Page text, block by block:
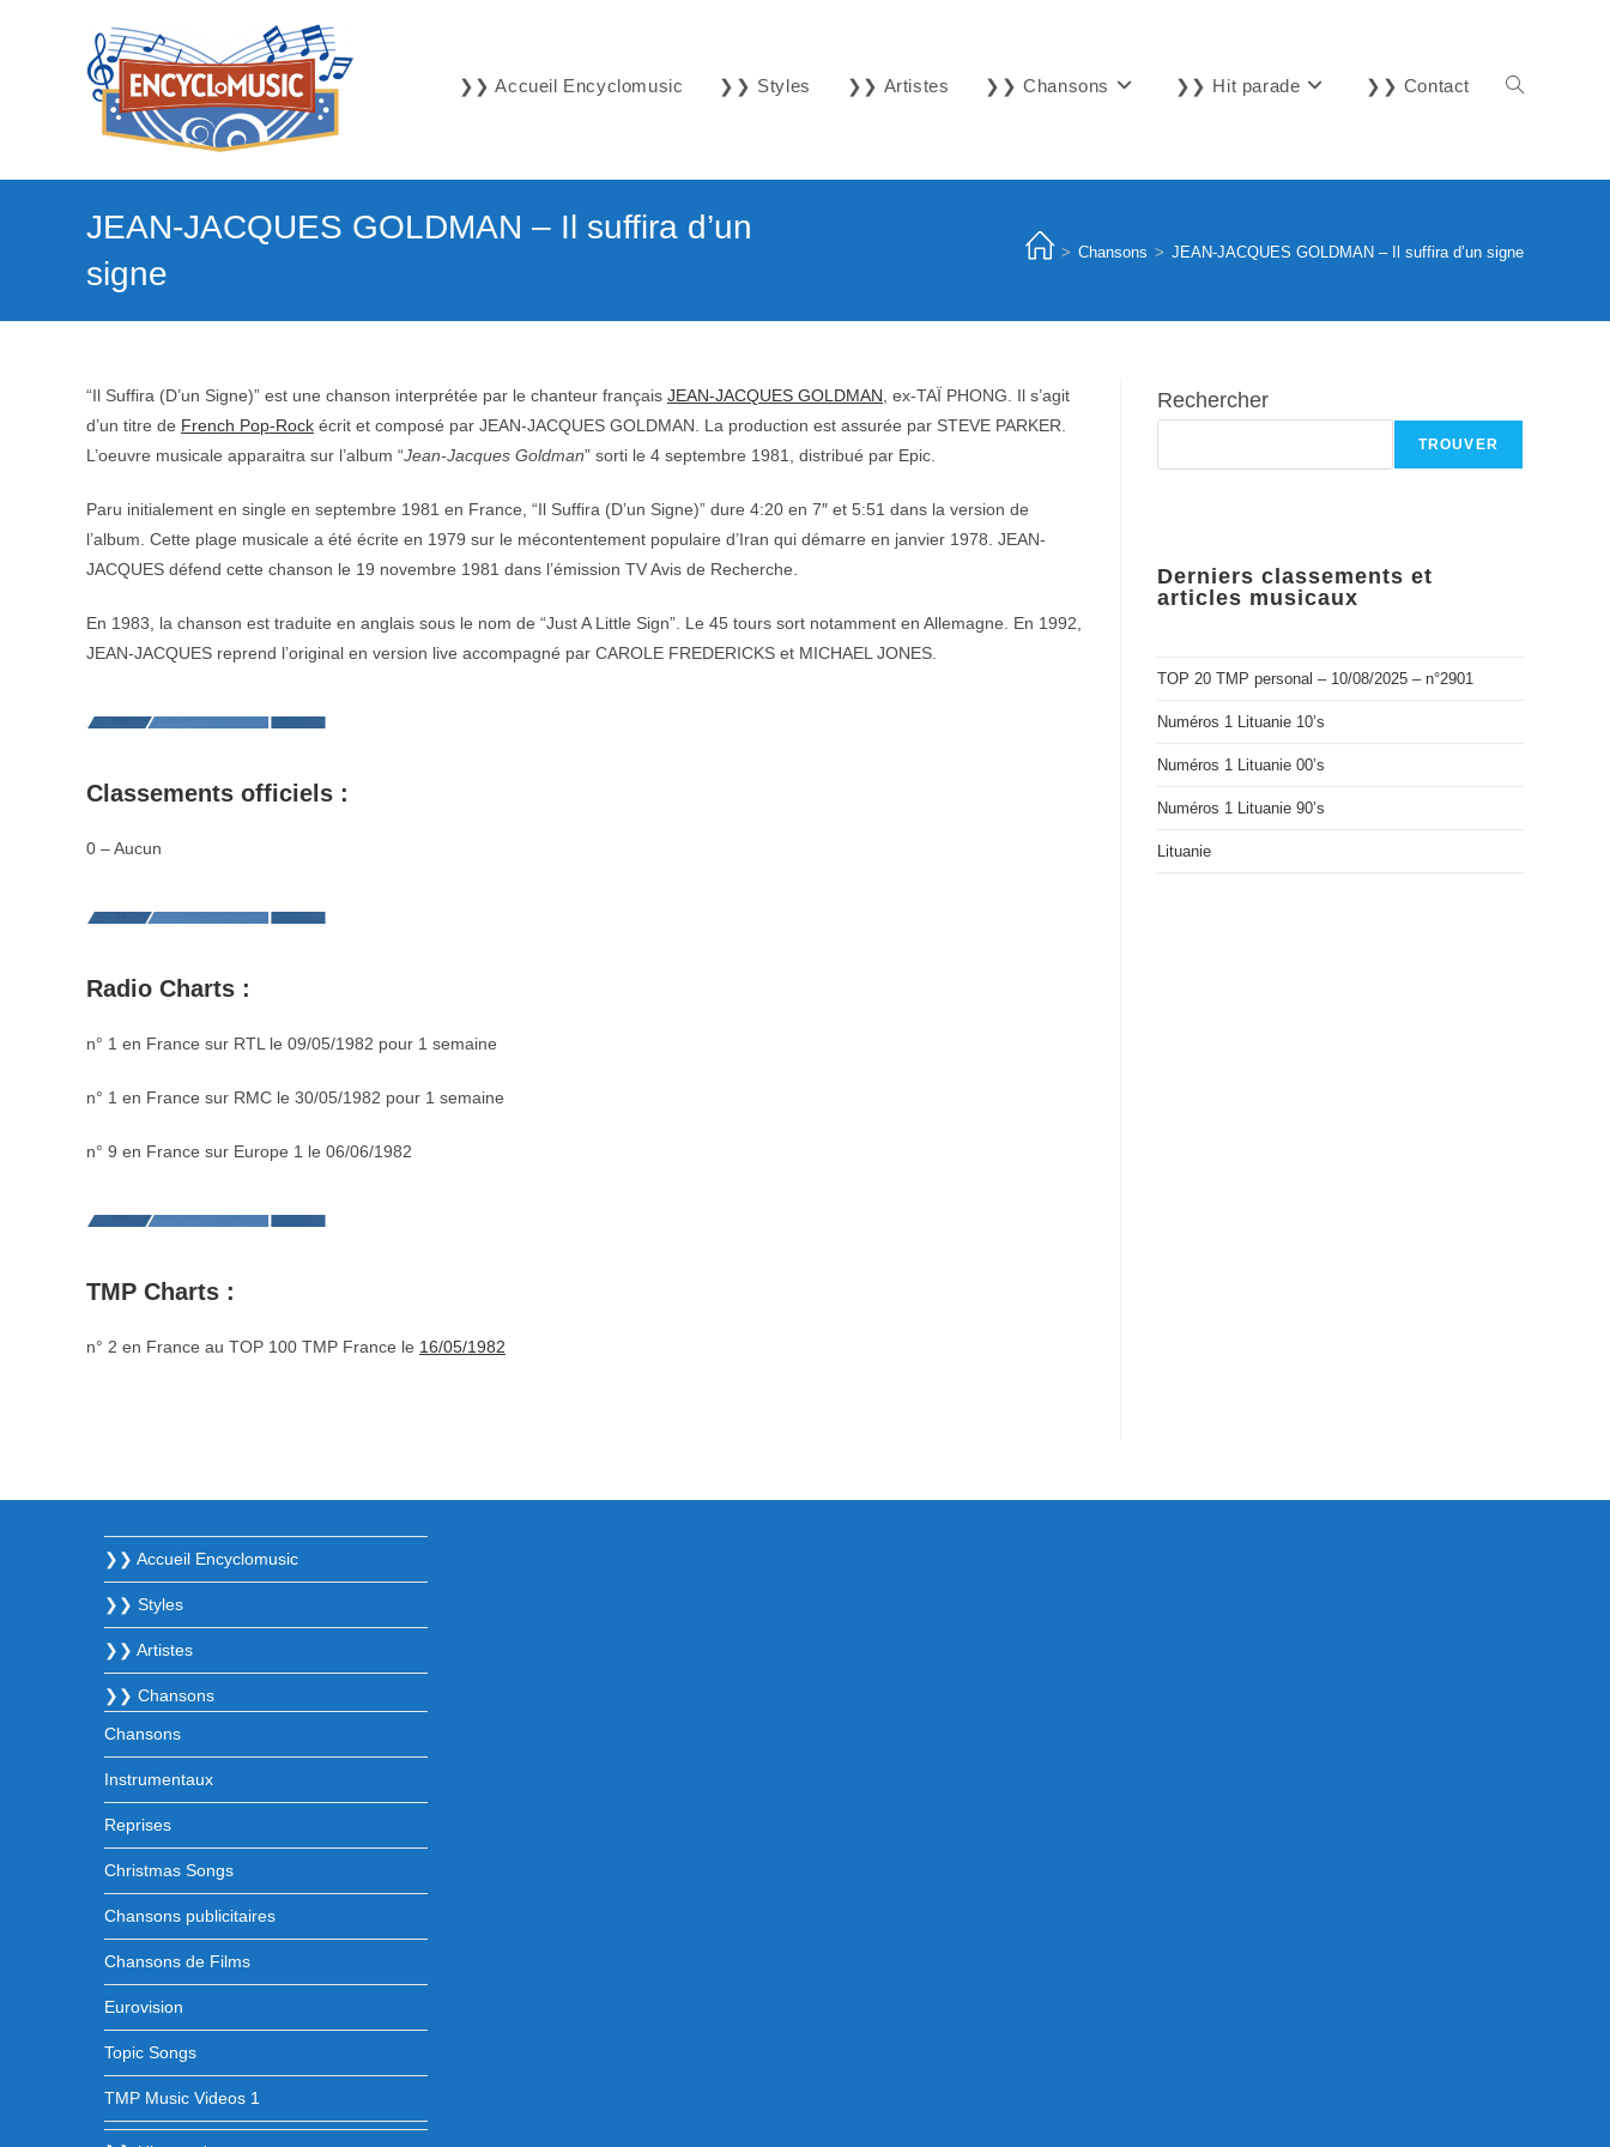
❯❯ Accueil Encyclomusic ❯❯ Styles ❯❯ Artistes ❯❯ Chansons ❯❯ Hit parade ❯❯ Contact Toggle
search
JEAN-JACQUES GOLDMAN – Il suffira d’un
signe
> Chansons > JEAN-JACQUES GOLDMAN – Il suffira d’un signe
“Il Suffira (D’un Signe)” est une chanson interprétée par le chanteur français JEAN-JACQUES GOLDMAN , ex-TAÏ PHONG. Il s’agit
d’un titre de French Pop-Rock écrit et composé par JEAN-JACQUES GOLDMAN. La production est assurée par STEVE PARKER.
L’oeuvre musicale apparaitra sur l’album “Jean-Jacques Goldman” sorti le 4 septembre 1981, distribué par Epic.
Paru initialement en single en septembre 1981 en France, “Il Suffira (D’un Signe)” dure 4:20 en 7″ et 5:51 dans la version de
l’album. Cette plage musicale a été écrite en 1979 sur le mécontentement populaire d’Iran qui démarre en janvier 1978. JEAN-
JACQUES défend cette chanson le 19 novembre 1981 dans l’émission TV Avis de Recherche.
En 1983, la chanson est traduite en anglais sous le nom de “Just A Little Sign”. Le 45 tours sort notamment en Allemagne. En 1992,
JEAN-JACQUES reprend l’original en version live accompagné par CAROLE FREDERICKS et MICHAEL JONES.
Classements officiels :
0 – Aucun
Radio Charts :
n° 1 en France sur RTL le 09/05/1982 pour 1 semaine
n° 1 en France sur RMC le 30/05/1982 pour 1 semaine
n° 9 en France sur Europe 1 le 06/06/1982
TMP Charts :
n° 2 en France au TOP 100 TMP France le 16/05/1982
Rechercher
TROUVER
Derniers classements et
articles musicaux
TOP 20 TMP personal – 10/08/2025 – n°2901
Numéros 1 Lituanie 10’s
Numéros 1 Lituanie 00’s
Numéros 1 Lituanie 90’s
Lituanie
❯❯ Accueil Encyclomusic
❯❯ Styles
❯❯ Artistes
❯❯ Chansons
Chansons
Instrumentaux
Reprises
Christmas Songs
Chansons publicitaires
Chansons de Films
Eurovision
Topic Songs
TMP Music Videos 1